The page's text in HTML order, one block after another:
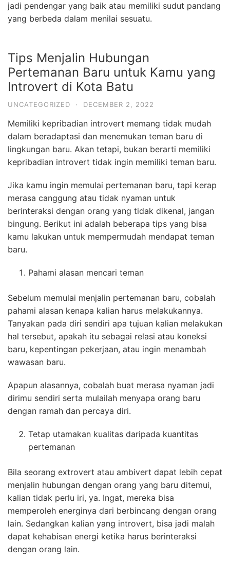
jadi pendengar yang baik atau memiliki sudut pandang
yang berbeda dalam menilai sesuatu.
Tips Menjalin Hubungan
Pertemanan Baru untuk Kamu yang
Introvert di Kota Batu
UNCATEGORIZED · DECEMBER 2, 2022
Memiliki kepribadian introvert memang tidak mudah
dalam beradaptasi dan menemukan teman baru di
lingkungan baru. Akan tetapi, bukan berarti memiliki
kepribadian introvert tidak ingin memiliki teman baru.
Jika kamu ingin memulai pertemanan baru, tapi kerap
merasa canggung atau tidak nyaman untuk
berinteraksi dengan orang yang tidak dikenal, jangan
bingung. Berikut ini adalah beberapa tips yang bisa
kamu lakukan untuk mempermudah mendapat teman
baru.
Pahami alasan mencari teman
Sebelum memulai menjalin pertemanan baru, cobalah
pahami alasan kenapa kalian harus melakukannya.
Tanyakan pada diri sendiri apa tujuan kalian melakukan
hal tersebut, apakah itu sebagai relasi atau koneksi
baru, kepentingan pekerjaan, atau ingin menambah
wawasan baru.
Apapun alasannya, cobalah buat merasa nyaman jadi
dirimu sendiri serta mulailah menyapa orang baru
dengan ramah dan percaya diri.
Tetap utamakan kualitas daripada kuantitas
pertemanan
Bila seorang extrovert atau ambivert dapat lebih cepat
menjalin hubungan dengan orang yang baru ditemui,
kalian tidak perlu iri, ya. Ingat, mereka bisa
memperoleh energinya dari berbincang dengan orang
lain. Sedangkan kalian yang introvert, bisa jadi malah
dapat kehabisan energi ketika harus berinteraksi
dengan orang lain.